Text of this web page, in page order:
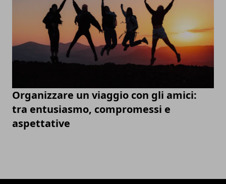
Organizzare un viaggio con gli amici:
tra entusiasmo, compromessi e
aspettative